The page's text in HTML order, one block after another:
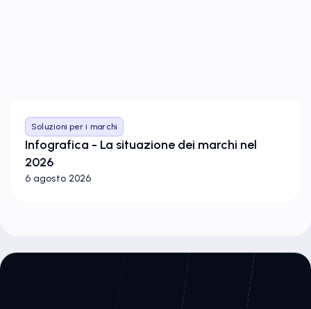
Soluzioni per i marchi
Infografica - La situazione dei marchi nel
2026
6 agosto 2026